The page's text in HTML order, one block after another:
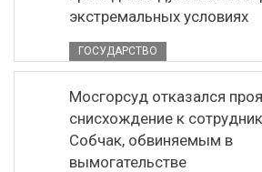
экстремальных условиях
ГОСУДАРСТВО
Мосгорсуд отказался
снисхождение к
Собчак, обвиняемым в
вымогательстве